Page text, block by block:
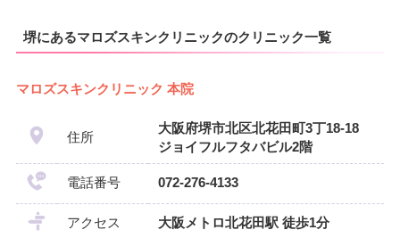
堺にあるマロズスキンクリニックのクリニック一覧
マロズスキンクリニック 本院
住所
大阪府堺市北区北花田町3丁18-18
ジョイフルフタバビル2階
電話番号 072-276-4133
アクセス 大阪メトロ北花田駅 徒歩1分